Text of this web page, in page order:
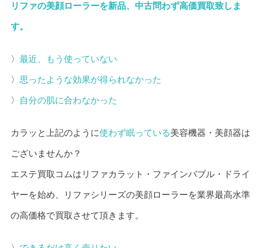
リファの美顔ローラーを新品、中古問わず高価買取致しま
す。
〉 最近、もう使っていない
〉 思ったような効果が得られなかった
〉 自分の肌に合わなかった
カラッと上記のように使わず眠っている美容機器・美顔器は
ございませんか？
エステ買取コムはリファカラット・ファインバブル・ドライ
ヤーを始め、リファシリーズの美顔ローラーを業界最高水準
の高価格で買取させて頂きます。